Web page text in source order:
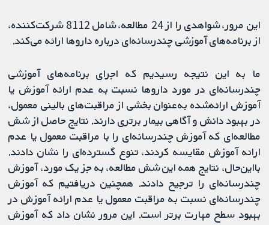
این مرور، شواهدی را از 24 مطالعه، شامل 8112 شرکت‌کننده،
از برنامه‌های آموزشی چندرسانه‌ای درباره داروها ارائه می‌کند.
ما به این نتیجه رسیدیم که اجرای برنامه‌های آموزشی
چندرسانه‌ای در مورد داروها نسبت به عدم ارائه آموزش یا
آموزش ارائه‌شده به‌عنوان بخشی از مراقبت‌های بالینی معمول،
در بهبود دانش و آگاهی بیمار برتری دارند. نتایج حاصل از شش
مطالعه‌ای که آموزش چندرسانه‌ای را با مراقبت معمول یا عدم
ارائه آموزش مقایسه کردند، تنوع گسترده‌ای را نشان دادند.
بااین‌حال، نتایج همه این شش مطالعه، به جز یک مورد، آموزش
چندرسانه‌ای را ترجیح دادند. همچنین دریافتیم که آموزش
چندرسانه‌ای نسبت به مراقبت معمول یا عدم ارائه آموزش در
بهبود سطح مهارت برتر است. این مرور نشان داد که آموزش